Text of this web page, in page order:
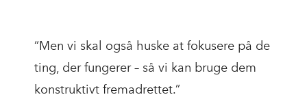
“Men vi skal også huske at fokusere på de
ting, der fungerer – så vi kan bruge dem
konstruktivt fremadrettet.”